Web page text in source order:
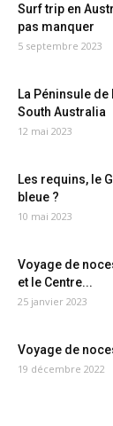
Surf trip en
pas manquer
5 septembre 2023
La Péninsule
South Australia
12 mai 2023
Les requins, le
bleue ?
10 mai 2023
Voyage de
et le Centre...
25 janvier 2023
Voyage de
19 décembre 2022